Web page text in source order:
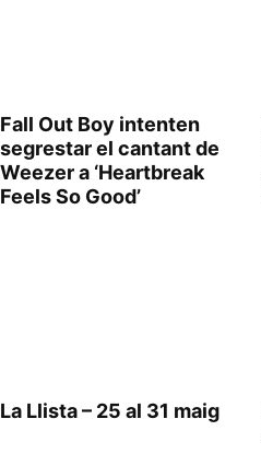
Fall Out Boy intenten
segrestar el cantant de
Weezer a ‘Heartbreak
Feels So Good’
La Llista – 25 al 31 maig